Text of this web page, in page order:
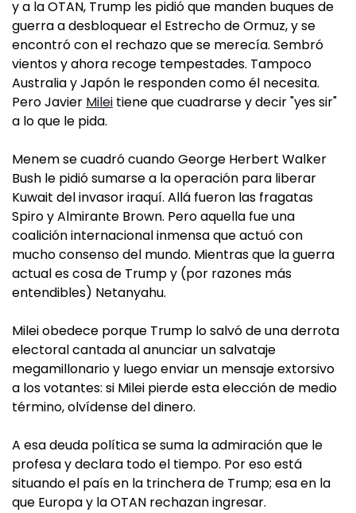
y a la OTAN, Trump les pidió que manden buques de
guerra a desbloquear el Estrecho de Ormuz, y se
encontró con el rechazo que se merecía. Sembró
vientos y ahora recoge tempestades. Tampoco
Australia y Japón le responden como él necesita.
Pero Javier Milei tiene que cuadrarse y decir "yes sir"
a lo que le pida.
Menem se cuadró cuando George Herbert Walker
Bush le pidió sumarse a la operación para liberar
Kuwait del invasor iraquí. Allá fueron las fragatas
Spiro y Almirante Brown. Pero aquella fue una
coalición internacional inmensa que actuó con
mucho consenso del mundo. Mientras que la guerra
actual es cosa de Trump y (por razones más
entendibles) Netanyahu.
Milei obedece porque Trump lo salvó de una derrota
electoral cantada al anunciar un salvataje
megamillonario y luego enviar un mensaje extorsivo
a los votantes: si Milei pierde esta elección de medio
término, olvídense del dinero.
A esa deuda política se suma la admiración que le
profesa y declara todo el tiempo. Por eso está
situando el país en la trinchera de Trump; esa en la
que Europa y la OTAN rechazan ingresar.